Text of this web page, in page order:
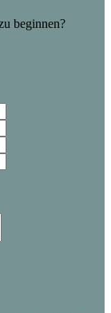
beginnen?